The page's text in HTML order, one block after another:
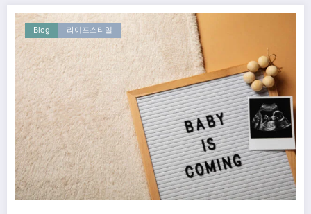
Blog 라이프스타일